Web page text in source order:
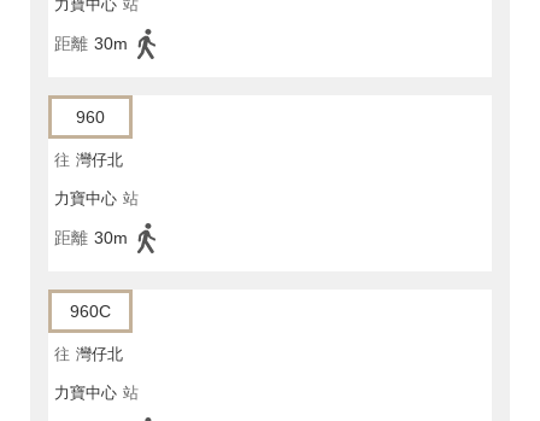
力寶中心 站
距離 30m
960
往 灣仔北
力寶中心 站
距離 30m
960C
往 灣仔北
力寶中心 站